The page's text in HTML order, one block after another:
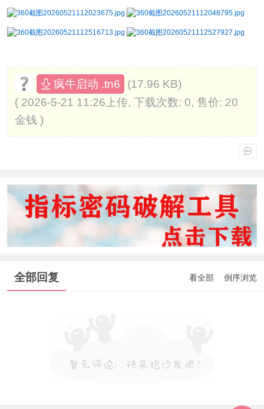
疯牛启动 .tn6
(17.96 KB)
( 2026-5-21 11:26上传, 下载次数: 0, 售价: 20
金钱 )
全部回复 看全部 倒序浏览